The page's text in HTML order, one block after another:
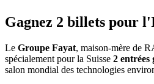
Gagnez 2 billets pour
Le Groupe Fayat, maison-mère de
spécialement pour la Suisse 2 entrées
salon mondial des technologies